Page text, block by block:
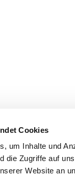
Cookies
um Inhalte und
die Zugriffe auf
Website an